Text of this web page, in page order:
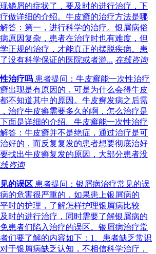
鳞屑的症状了，要及时的进行治疗，下
做详细的介绍。牛皮癣的治疗方法是哪
答：第一，进行科学的治疗。银屑病俗
原因复杂，患者在治疗时也有难度，但
正规的治疗，才能真正的摆脱疾病。患
没有科学保证的医院或者游... 在线咨询
治疗吗 患者提问：牛皮癣能一次性治疗
出现是有原因的，可是为什么会得牛皮
不知道其中的原因。牛皮癣发病之后需
治疗牛皮癣需要多久的啊，怎么治疗是
面是详细的介绍。牛皮癣能一次性治疗
答：牛皮癣并不是绝症，通过治疗是可
好的，而反复复发的患者想要彻底治好
找出牛皮癣复发的原因，大部分患者没
咨询
的误区 患者提问：银屑病治疗常见的误
的危害很严重的，如果患上银屑病的
时的护理，了解怎样护理银屑病比较
时的进行治疗，同时需要了解银屑病的
患者们陷入治疗的误区。银屑病治疗常
们要了解的内容如下：1、患者缺乏常识
于银屑病缺乏认知，不相信科学治疗，